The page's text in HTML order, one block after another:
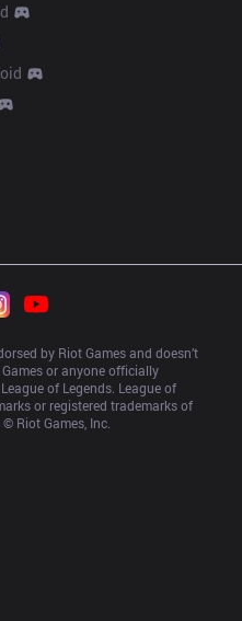
by Riot Games and doesn’t
or anyone officially
of Legends. League of
or registered trademarks of
Riot Games, Inc.